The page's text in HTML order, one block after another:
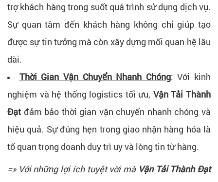
trợ khách hàng trong suốt quá trình sử dụng dịch vụ.
Sự quan tâm đến khách hàng không chỉ giúp tạo
được sự tin tưởng mà còn xây dựng mối quan hệ lâu
dài.
Thời Gian Vận Chuyển Nhanh Chóng: Với kinh
nghiệm và hệ thống logistics tối ưu, Vận Tải Thành
Đạt đảm bảo thời gian vận chuyển nhanh chóng và
hiệu quả. Sự đúng hẹn trong giao nhận hàng hóa là
tố quan trọng doanh duy trì uy và lòng tin từ hàng.
=» Với những lợi ích tuyệt vời mà Vận Tải Thành Đạt